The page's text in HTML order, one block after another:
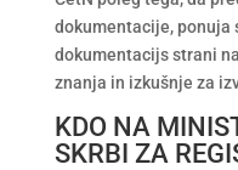
dokumentacije,
dokumentacijs strani
znanja in izkušnje za
KDO NA
SKRBI ZA